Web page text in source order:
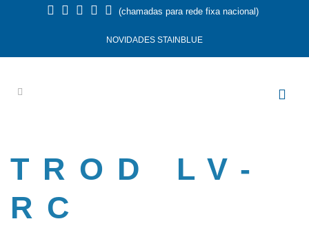
(chamadas para rede fixa nacional)
NOVIDADES STAINBLUE
TROD LV-
RC